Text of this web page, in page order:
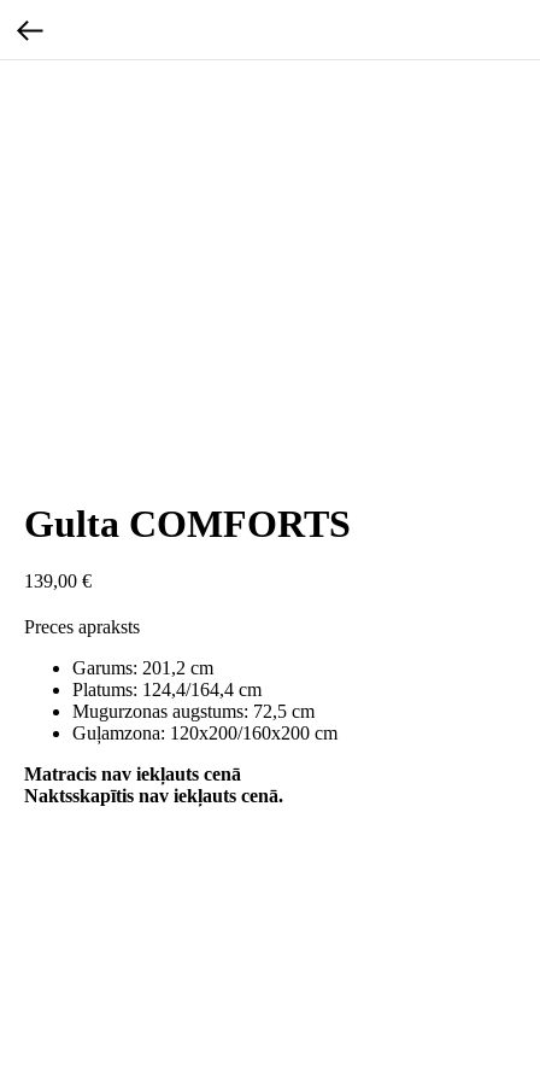
Gulta COMFORTS
139,00 €
Preces apraksts
Garums: 201,2 cm
Platums: 124,4/164,4 cm
Mugurzonas augstums: 72,5 cm
Guļamzona: 120x200/160x200 cm
Matracis nav iekļauts cenā
Naktsskapītis nav iekļauts cenā.